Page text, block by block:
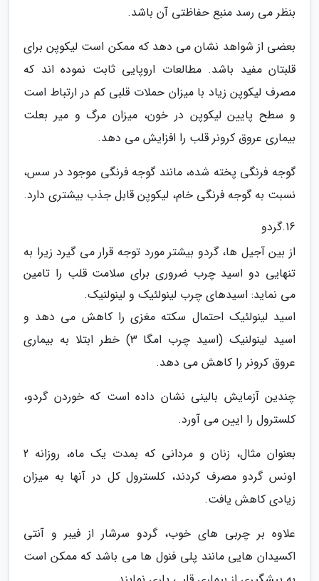
بنظر می رسد منبع حفاظتی آن باشد.
بعضی از شواهد نشان می دهد که ممکن است لیکوپن برای
قلبتان مفید باشد. مطالعات اروپایی ثابت نموده اند که
مصرف لیکوپن زیاد با میزان حملات قلبی کم در ارتباط است
و سطح پایین لیکوپن در خون، میزان مرگ و میر بعلت
بیماری عروق کرونر قلب را افزایش می دهد.
گوجه فرنگی پخته شده، مانند گوجه فرنگی موجود در سس،
نسبت به گوجه فرنگی خام، لیکوپن قابل جذب بیشتری دارد.
16.گردو
از بین آجیل ها، گردو بیشتر مورد توجه قرار می گیرد زیرا به
تنهایی دو اسید چرب ضروری برای سلامت قلب را تامین
می نماید: اسیدهای چرب لینولئیک و لینولنیک.
اسید لینولئیک احتمال سکته مغزی را کاهش می دهد و
اسید لینولنیک (اسید چرب امگا 3) خطر ابتلا به بیماری
عروق کرونر را کاهش می دهد.
چندین آزمایش بالینی نشان داده است که خوردن گردو،
کلسترول را ایین می آورد.
بعنوان مثال، زنان و مردانی که بمدت یک ماه، روزانه 2
اونس گردو مصرف کردند، کلسترول کل در آنها به میزان
زیادی کاهش یافت.
علاوه بر چربی های خوب، گردو سرشار از فیبر و آنتی
اکسیدان هایی مانند پلی فنول ها می باشد که ممکن است